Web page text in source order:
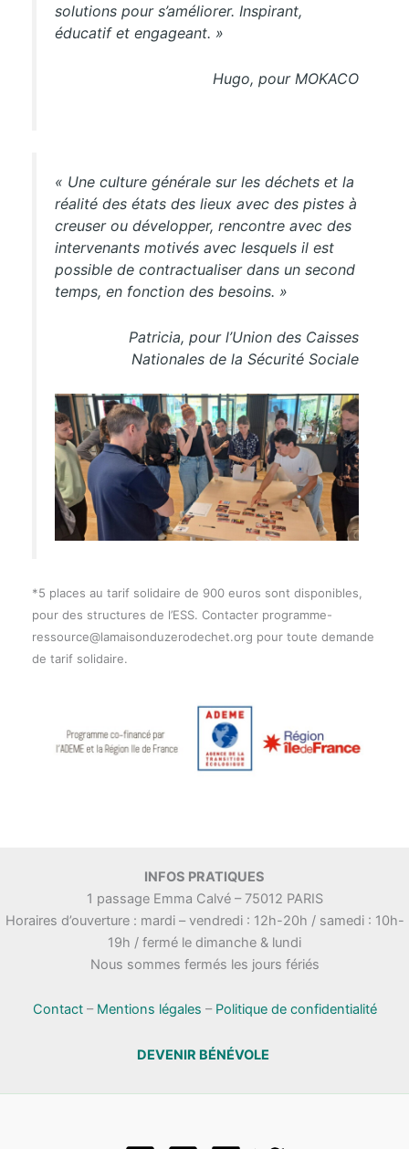
solutions pour s’améliorer. Inspirant,
éducatif et engageant. »
Hugo, pour MOKACO
« Une culture générale sur les déchets et la
réalité des états des lieux avec des pistes à
creuser ou développer, rencontre avec des
intervenants motivés avec lesquels il est
possible de contractualiser dans un second
temps, en fonction des besoins. »
Patricia, pour l’Union des Caisses
Nationales de la Sécurité Sociale
*5 places au tarif solidaire de 900 euros sont disponibles,
pour des structures de l’ESS. Contacter programme-
ressource@lamaisonduzerodechet.org pour toute demande
de tarif solidaire.
INFOS PRATIQUES
1 passage Emma Calvé – 75012 PARIS
Horaires d’ouverture : mardi – vendredi : 12h-20h / samedi : 10h-
19h / fermé le dimanche & lundi
Nous sommes fermés les jours fériés
Contact– Mentions légales – Politique de confidentialité
DEVENIR BÉNÉVOLE